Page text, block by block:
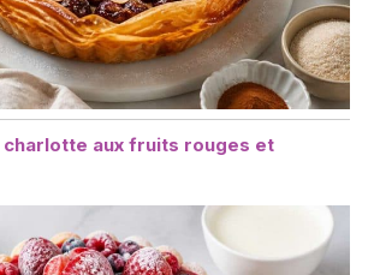
aux fruits rouges et